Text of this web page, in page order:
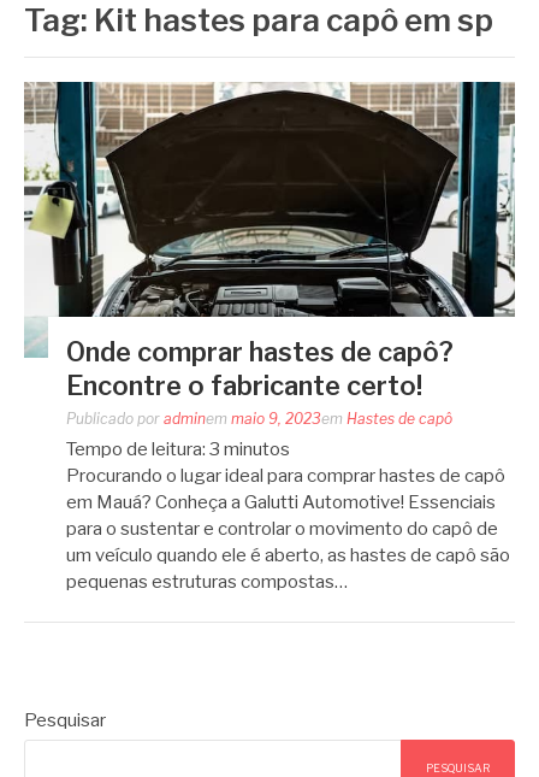
Tag: Kit hastes para capô em sp
Onde comprar hastes de capô?
Encontre o fabricante certo!
Publicado por adminem maio 9, 2023em Hastes de capô
Tempo de leitura: 3 minutos
Procurando o lugar ideal para comprar hastes de capô
em Mauá? Conheça a Galutti Automotive! Essenciais
para o sustentar e controlar o movimento do capô de
um veículo quando ele é aberto, as hastes de capô são
pequenas estruturas compostas…
Pesquisar
PESQUISAR